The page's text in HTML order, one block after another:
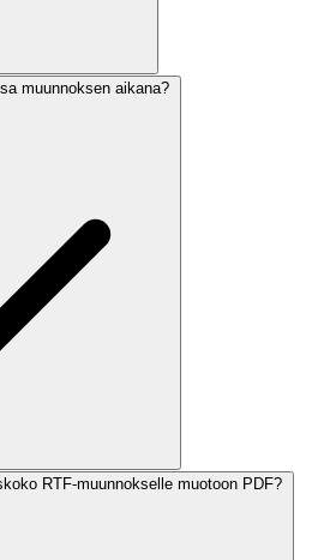
muunnoksen aikana?
RTF-muunnokselle muotoon PDF?